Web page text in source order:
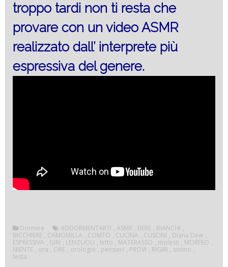
troppo tardi non ti resta che
provare con un video ASMR
realizzato dall’ interprete più
espressiva del genere.
Dormire ADDORMENTARTI , ASMR , BERE , BIANCHI ,
BICCHIERE , CAMOMILLA , COMTO , CUCINA , CUSCINI , Diana Dew ,
ESPRESSIVA , GIRI , LENZUOLI , letto , MATERASSO , molesti , MORFEO ,
NIENTE , ora , ORE , orologio , pensieri , PROVI , RIGIRI , sonno ,
testa